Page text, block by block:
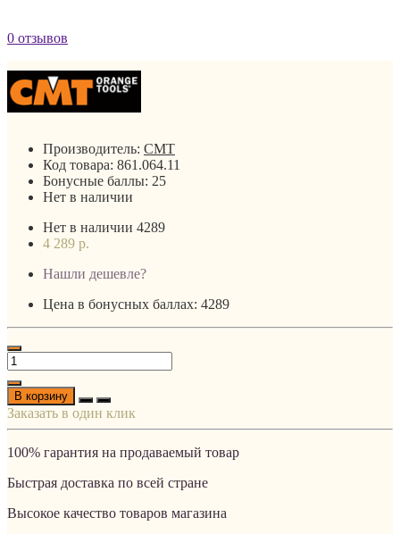
0 отзывов
Производитель: CMT
Код товара: 861.064.11
Бонусные баллы: 25
Нет в наличии
Нет в наличии 4289
4 289 р.
Нашли дешевле?
Цена в бонусных баллах: 4289
В корзину
Заказать в один клик
100% гарантия на продаваемый товар
Быстрая доставка по всей стране
Высокое качество товаров магазина